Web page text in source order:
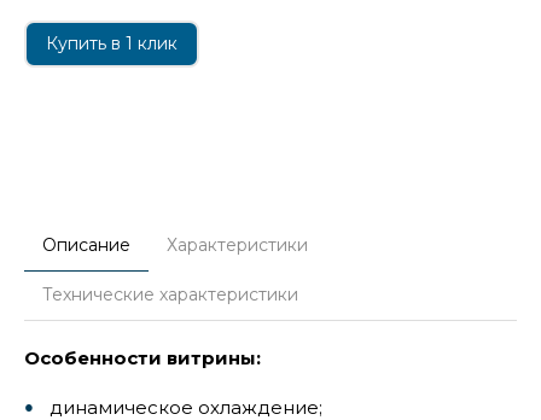
Купить в 1 клик
Описание Характеристики
Технические характеристики
Особенности витрины:
динамическое охлаждение;